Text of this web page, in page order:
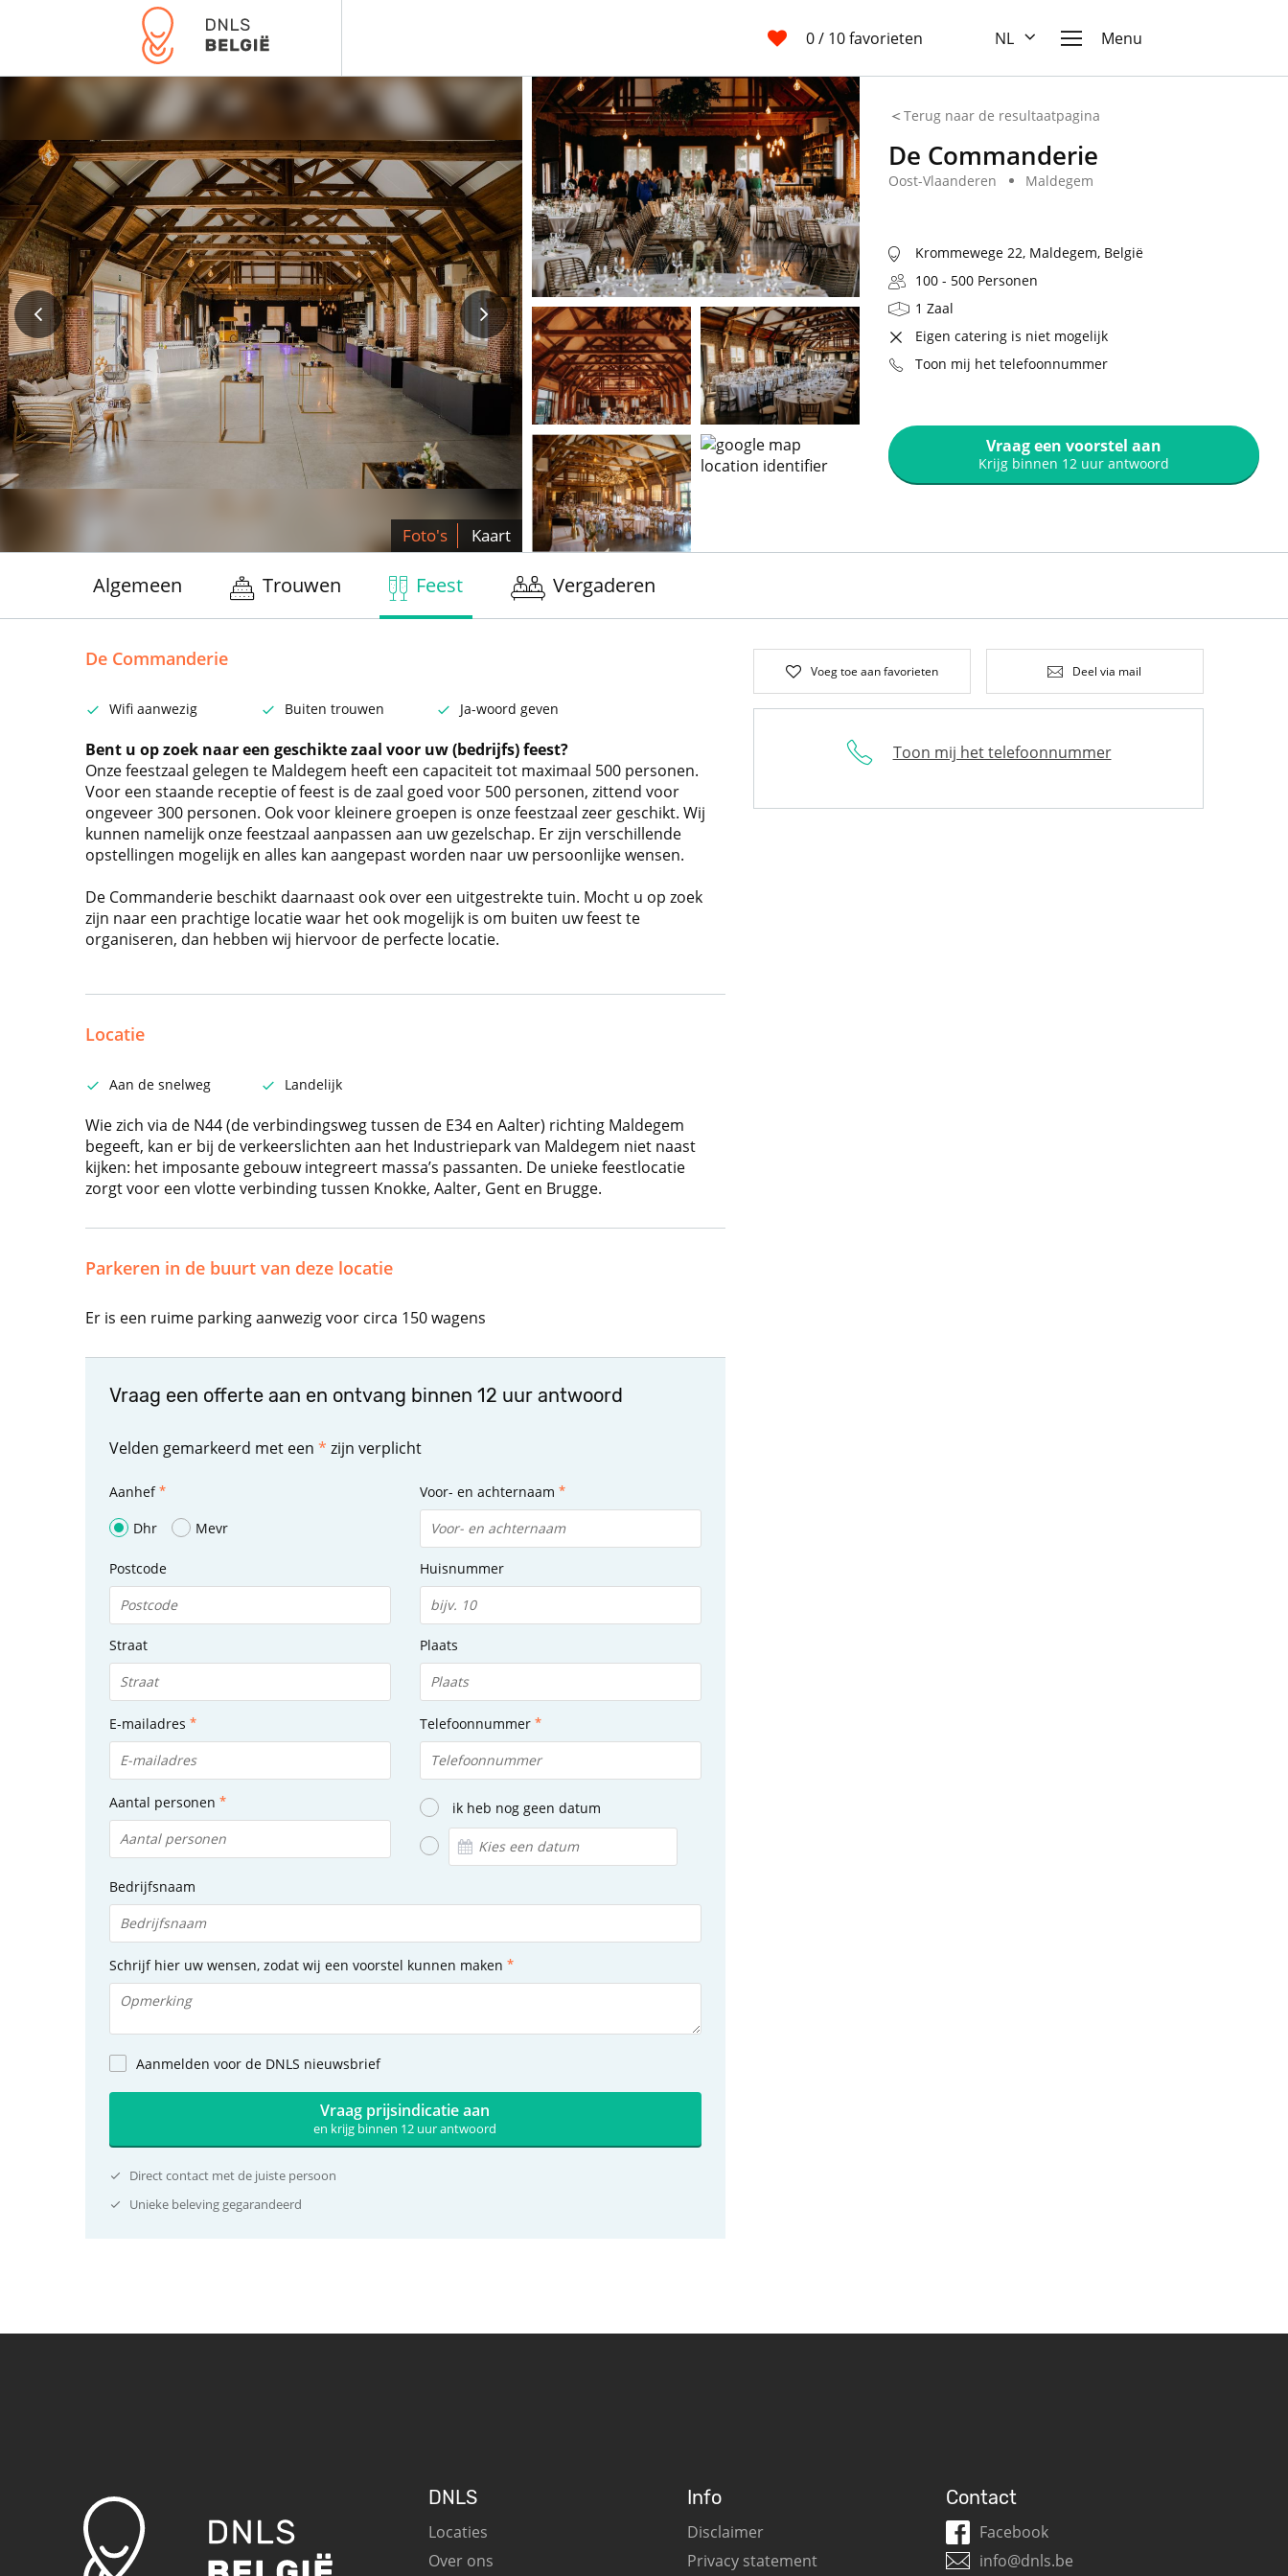
0/ 10 favorieten NL Menu
Foto's Kaart
Terug naar de resultaatpagina
De Commanderie
Oost-Vlaanderen Maldegem
Krommewege 22, Maldegem, België
100 - 500 Personen
1 Zaal
Eigen catering is niet mogelijk
Toon mij het telefoonnummer
Vraag een voorstel aan
Krijg binnen 12 uur antwoord
Algemeen Trouwen Feest Vergaderen
De Commanderie
Wifi aanwezig Buiten trouwen Ja-woord geven
Bent u op zoek naar een geschikte zaal voor uw (bedrijfs) feest?
Onze feestzaal gelegen te Maldegem heeft een capaciteit tot maximaal 500 personen.
Voor een staande receptie of feest is de zaal goed voor 500 personen, zittend voor
ongeveer 300 personen. Ook voor kleinere groepen is onze feestzaal zeer geschikt. Wij
kunnen namelijk onze feestzaal aanpassen aan uw gezelschap. Er zijn verschillende
opstellingen mogelijk en alles kan aangepast worden naar uw persoonlijke wensen.
De Commanderie beschikt daarnaast ook over een uitgestrekte tuin. Mocht u op zoek
zijn naar een prachtige locatie waar het ook mogelijk is om buiten uw feest te
organiseren, dan hebben wij hiervoor de perfecte locatie.
Locatie
Aan de snelweg Landelijk
Wie zich via de N44 (de verbindingsweg tussen de E34 en Aalter) richting Maldegem
begeeft, kan er bij de verkeerslichten aan het Industriepark van Maldegem niet naast
kijken: het imposante gebouw integreert massa’s passanten. De unieke feestlocatie
zorgt voor een vlotte verbinding tussen Knokke, Aalter, Gent en Brugge.
Parkeren in de buurt van deze locatie
Er is een ruime parking aanwezig voor circa 150 wagens
Vraag een offerte aan en ontvang binnen 12 uur antwoord
Velden gemarkeerd met een * zijn verplicht
Aanhef
Dhr
Mevr
Voor- en achternaam
Postcode Huisnummer
Straat Plaats
E-mailadres Telefoonnummer
Aantal personen ik heb nog geen datum
Bedrijfsnaam
Schrijf hier uw wensen, zodat wij een voorstel kunnen maken
Aanmelden voor de DNLS nieuwsbrief
Vraag prijsindicatie aan
en krijg binnen 12 uur antwoord
Direct contact met de juiste persoon
Unieke beleving gegarandeerd
Voeg toe aan favorieten Deel via mail
Toon mij het telefoonnummer
DNLS
Locaties
Over ons
Info
Disclaimer
Privacy statement
Contact
Facebook
info@dnls.be